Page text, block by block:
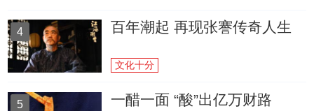
4 百年潮起 再现张謇传奇人生
文化十分
5 一醋一面 “酸”出亿万财路